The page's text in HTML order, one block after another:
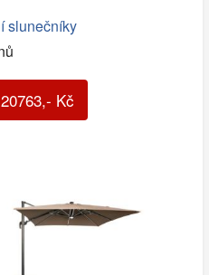
slunečníky
20763,- Kč